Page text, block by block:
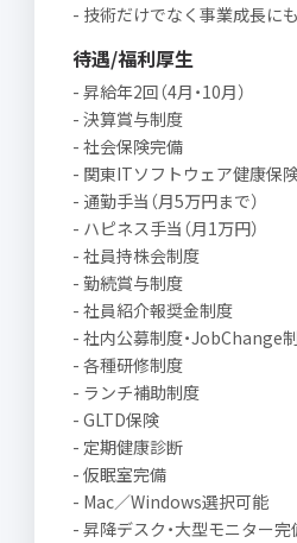
- 技術だけでなく事業成長に
待遇/福利厚生
- 昇給年2回（4月・10月）
- 決算賞与制度
- 社会保険完備
- 関東ITソフトウェア健康保
- 通勤手当（月5万円まで）
- ハピネス手当（月1万円）
- 社員持株会制度
- 勤続賞与制度
- 社員紹介報奨金制度
- 社内公募制度・JobChange
- 各種研修制度
- ランチ補助制度
- GLTD保険
- 定期健康診断
- 仮眠室完備
- Mac／Windows選択可能
- 昇降デスク・大型モニター完